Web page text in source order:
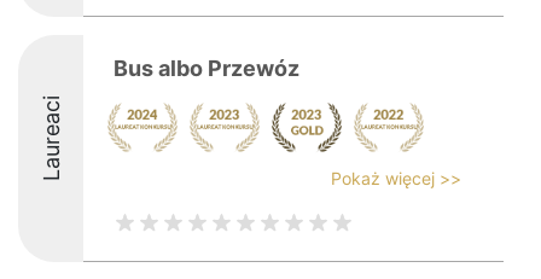
Laureaci
Bus albo Przewóz
Pokaż więcej >>